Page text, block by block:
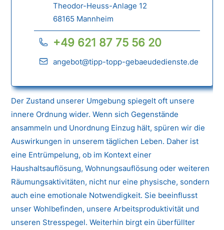
Theodor-Heuss-Anlage 12
68165 Mannheim
+49 621 87 75 56 20
angebot@tipp-topp-gebaeudedienste.de
Der Zustand unserer Umgebung spiegelt oft unsere
innere Ordnung wider. Wenn sich Gegenstände
ansammeln und Unordnung Einzug hält, spüren wir die
Auswirkungen in unserem täglichen Leben. Daher ist
eine Entrümpelung, ob im Kontext einer
Haushaltsauflösung, Wohnungsauflösung oder weiteren
Räumungsaktivitäten, nicht nur eine physische, sondern
auch eine emotionale Notwendigkeit. Sie beeinflusst
unser Wohlbefinden, unsere Arbeitsproduktivität und
unseren Stresspegel. Weiterhin birgt ein überfüllter